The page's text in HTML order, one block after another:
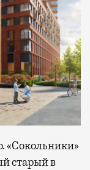
«Сокольники»
старый в